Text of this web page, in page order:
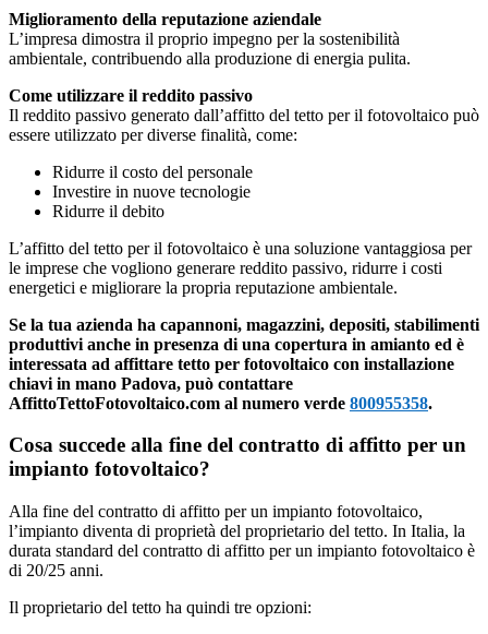
Miglioramento della reputazione aziendale
L’impresa dimostra il proprio impegno per la sostenibilità
ambientale, contribuendo alla produzione di energia pulita.
Come utilizzare il reddito passivo
Il reddito passivo generato dall’affitto del tetto per il fotovoltaico può
essere utilizzato per diverse finalità, come:
Ridurre il costo del personale
Investire in nuove tecnologie
Ridurre il debito
L’affitto del tetto per il fotovoltaico è una soluzione vantaggiosa per
le imprese che vogliono generare reddito passivo, ridurre i costi
energetici e migliorare la propria reputazione ambientale.
Se la tua azienda ha capannoni, magazzini, depositi, stabilimenti
produttivi anche in presenza di una copertura in amianto ed è
interessata ad affittare tetto per fotovoltaico con installazione
chiavi in mano Padova, può contattare
AffittoTettoFotovoltaico.com al numero verde 800955358.
Cosa succede alla fine del contratto di affitto per un
impianto fotovoltaico?
Alla fine del contratto di affitto per un impianto fotovoltaico,
l’impianto diventa di proprietà del proprietario del tetto. In Italia, la
durata standard del contratto di affitto per un impianto fotovoltaico è
di 20/25 anni.
Il proprietario del tetto ha quindi tre opzioni: